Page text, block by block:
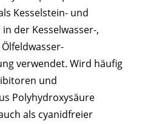
Kesselstein- und
der Kesselwasser-,
verwendet. Wird häufig
und
Polyhydroxysäure
als cyanidfreier